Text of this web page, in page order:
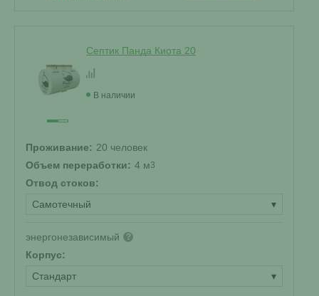
Септик Панда Киота 20
В наличии
Проживание: 20 человек
Объем переработки: 4 м3
Отвод стоков:
Самотечный
▾
энергонезависимый ?
Корпус:
Стандарт
▾